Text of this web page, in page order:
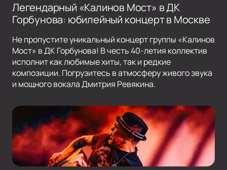
Легендарный «Калинов Мост» в ДК
Горбунова: юбилейный концерт в Москве
Не пропустите уникальный концерт группы «Калинов
Мост» в ДК Горбунова! В честь 40-летия коллектив
исполнит как любимые хиты, так и редкие
композиции. Погрузитесь в атмосферу живого звука
и мощного вокала Дмитрия Ревякина.